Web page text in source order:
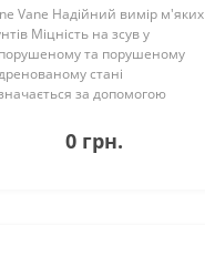
Vane Надійний вимір м'яких
Міцність на зсув у
та порушеному
стані
за допомогою
стійкості м'яких ґрунтів,
як хвости, мул або м'яка
0 грн.